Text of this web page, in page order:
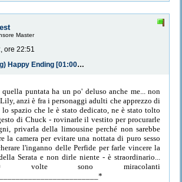
Master
ore 22:51
The (wrong) Happy Ending [01:00 Il rintocco del domani]
quella puntata ha un po' deluso anche me... non
anzi è fra i personaggi adulti che apprezzo di
spazio che le è stato dedicato, ne è stato tolto
di Chuck - rovinarle il vestito per procurarle
privarla della limousine perché non sarebbe
la camera per evitare una nottata di puro sesso
l'inganno delle Perfide per farle vincere la
Serata e non dirle niente - è straordinario...
volte sono miracolanti